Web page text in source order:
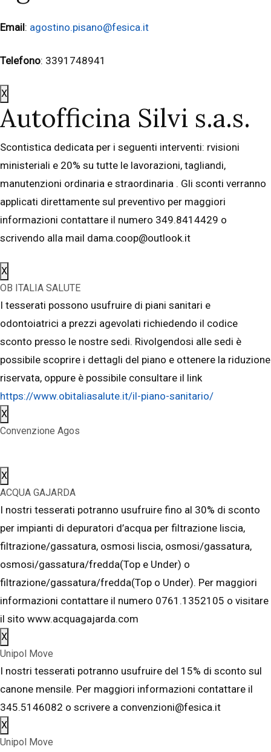
Email: agostino.pisano@fesica.it
Telefono: 3391748941
X
Autofficina Silvi s.a.s.
Scontistica dedicata per i seguenti interventi: rvisioni
ministeriali e 20% su tutte le lavorazioni, tagliandi,
manutenzioni ordinaria e straordinaria . Gli sconti verranno
applicati direttamente sul preventivo per maggiori
informazioni contattare il numero 349.8414429 o
scrivendo alla mail dama.coop@outlook.it
X
OB ITALIA SALUTE
I tesserati possono usufruire di piani sanitari e
odontoiatrici a prezzi agevolati richiedendo il codice
sconto presso le nostre sedi. Rivolgendosi alle sedi è
possibile scoprire i dettagli del piano e ottenere la riduzione
riservata, oppure è possibile consultare il link
https://www.obitaliasalute.it/il-piano-sanitario/
X
Convenzione Agos
X
ACQUA GAJARDA
I nostri tesserati potranno usufruire fino al 30% di sconto
per impianti di depuratori d’acqua per filtrazione liscia,
filtrazione/gassatura, osmosi liscia, osmosi/gassatura,
osmosi/gassatura/fredda(Top e Under) o
filtrazione/gassatura/fredda(Top o Under). Per maggiori
informazioni contattare il numero 0761.1352105 o visitare
il sito www.acquagajarda.com
X
Unipol Move
I nostri tesserati potranno usufruire del 15% di sconto sul
canone mensile. Per maggiori informazioni contattare il
345.5146082 o scrivere a convenzioni@fesica.it
X
Unipol Move